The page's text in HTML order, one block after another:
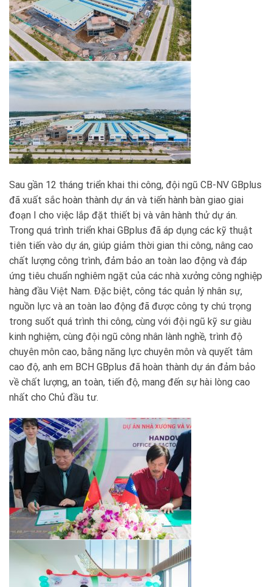
Sau gần 12 tháng triển khai thi công, đội ngũ CB-NV GBplus
đã xuất sắc hoàn thành dự án và tiến hành bàn giao giai
đoạn I cho việc lắp đặt thiết bị và vân hành thử dự án.
Trong quá trình triển khai GBplus đã áp dụng các kỹ thuật
tiên tiến vào dự án, giúp giảm thời gian thi công, nâng cao
chất lượng công trình, đảm bảo an toàn lao động và đáp
ứng tiêu chuẩn nghiêm ngặt của các nhà xưởng công nghiệp
hàng đầu Việt Nam. Đặc biệt, công tác quản lý nhân sự,
nguồn lực và an toàn lao động đã được công ty chú trọng
trong suốt quá trình thi công, cùng với đội ngũ kỹ sư giàu
kinh nghiệm, cùng đội ngũ công nhân lành nghề, trình độ
chuyên môn cao, bằng năng lực chuyên môn và quyết tâm
cao độ, anh em BCH GBplus đã hoàn thành dự án đảm bảo
về chất lượng, an toàn, tiến độ, mang đến sự hài lòng cao
nhất cho Chủ đầu tư.